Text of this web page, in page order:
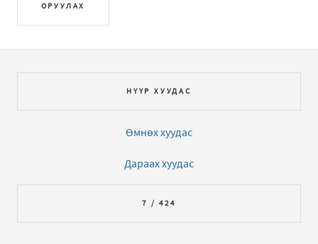
ОРУУЛАХ
НҮҮР ХУУДАС
Өмнөх хуудас
Дараах хуудас
7 / 424